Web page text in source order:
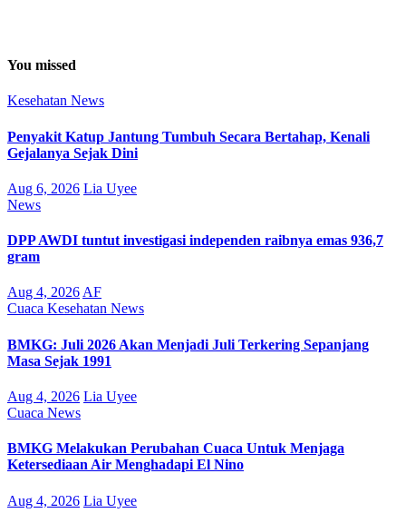
You missed
Kesehatan News
Penyakit Katup Jantung Tumbuh Secara Bertahap, Kenali
Gejalanya Sejak Dini
Aug 6, 2026 Lia Uyee
News
DPP AWDI tuntut investigasi independen raibnya emas 936,7
gram
Aug 4, 2026AF
Cuaca Kesehatan News
BMKG: Juli 2026 Akan Menjadi Juli Terkering Sepanjang
Masa Sejak 1991
Aug 4, 2026 Lia Uyee
Cuaca News
BMKG Melakukan Perubahan Cuaca Untuk Menjaga
Ketersediaan Air Menghadapi El Nino
Aug 4, 2026 Lia Uyee